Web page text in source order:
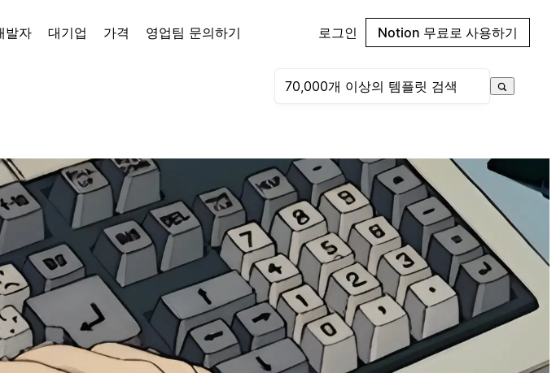
발자 대기업 가격 영업팀 문의하기 로그인 Notion 무료로 사용하기